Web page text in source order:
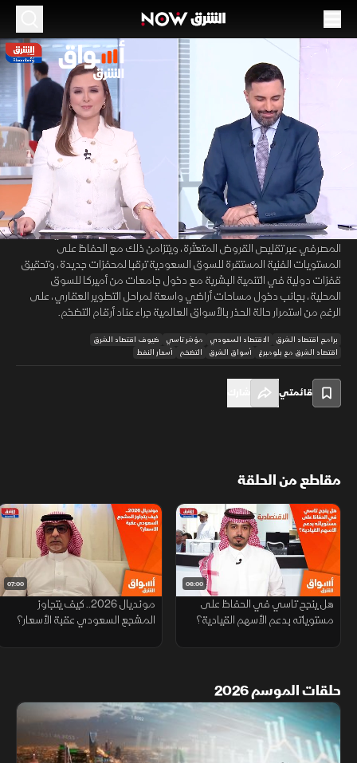
00:12 /01:41:21
الموسم 2026
نظام الديون الجديد بالمملكة يرفع الثقة.. وتاسي
يحافظ على قوته
18 يونيو 2026 01:41:20 اقتصاد
أسواق الشرق
تنعكس التحديثات التنظيمية والقانونية لإجراءات تحصيل الديون في السعودية
إيجابا على تنافسية بيئة الأعمال وحماية الأصول، مما يسهم في دعم
مستويات الثقة لدى المستثمرين، وتخفيف المخصصات الائتمانية في القطاع
المصرفي عبر تقليص القروض المتعثرة، ويتزامن ذلك مع الحفاظ على
المستويات الفنية المستقرة للسوق السعودية ترقبا لمحفزات جديدة، وتحقيق
قفزات دولية في التنمية البشرية مع دخول جامعات من أميركا للسوق
المحلية، بجانب دخول مساحات أراضي واسعة لمراحل التطوير العقاري، على
الرغم من استمرار حالة الحذر بالأسواق العالمية جراء عناد أرقام التضخم.
برامج اقتصاد الشرق الاقتصاد السعودي مؤشر تاسي
ضيوف اقتصاد الشرق
اقتصاد الشرق مع بلومبرغ
أسواق الشرق التضخم أسعار النفط
قائمتي
مقاطع من الحلقة
06:00
هل ينجح تاسي في الحفاظ على
مستوياته بدعم الأسهم القيادية؟
07:00
مونديال 2026.. كيف يتجاوز
المشجع السعودي عقبة الأسعار؟
حلقات الموسم 2026